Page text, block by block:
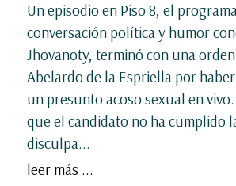
Un episodio en Piso 8, el
conversación política y humor
Jhovanoty, terminó con una
Abelardo de la Espriella por
un presunto acoso sexual en vivo.
que el candidato no ha cumplido
disculpa...
leer más ...